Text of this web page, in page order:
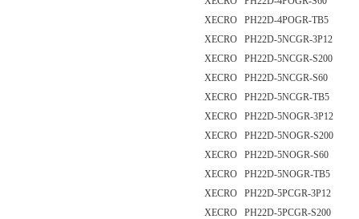
XECRO PH22D-4POGR-TB5
XECRO PH22D-5NCGR-3P12
XECRO PH22D-5NCGR-S200
XECRO PH22D-5NCGR-S60
XECRO PH22D-5NCGR-TB5
XECRO PH22D-5NOGR-3P12
XECRO PH22D-5NOGR-S200
XECRO PH22D-5NOGR-S60
XECRO PH22D-5NOGR-TB5
XECRO PH22D-5PCGR-3P12
XECRO PH22D-5PCGR-S200